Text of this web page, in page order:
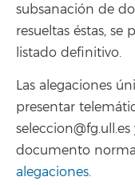
subsanación de
resueltas éstas,
listado definitivo.
Las alegaciones
presentar
documento
alegaciones.